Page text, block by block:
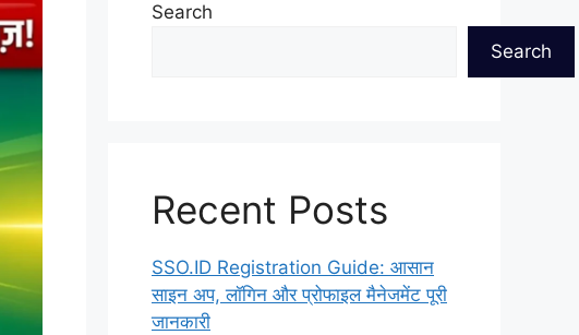
Search
Search
Recent Posts
SSO.ID Registration Guide: आसान
साइन अप, लॉगिन और प्रोफाइल मैनेजमेंट पूरी
जानकारी